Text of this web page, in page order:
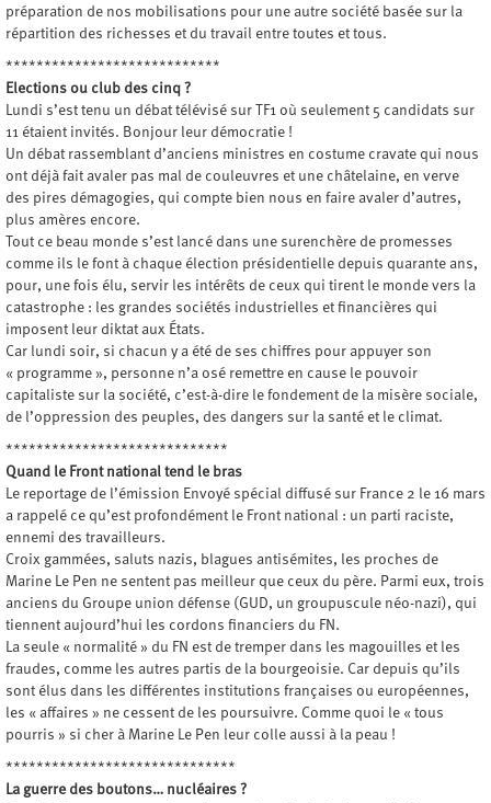
préparation de nos mobilisations pour une autre société basée sur la
répartition des richesses et du travail entre toutes et tous.
****************************
Elections ou club des cinq ?
Lundi s’est tenu un débat télévisé sur TF1 où seulement 5 candidats sur
11 étaient invités. Bonjour leur démocratie !
Un débat rassemblant d’anciens ministres en costume cravate qui nous
ont déjà fait avaler pas mal de couleuvres et une châtelaine, en verve
des pires démagogies, qui compte bien nous en faire avaler d’autres,
plus amères encore.
Tout ce beau monde s’est lancé dans une surenchère de promesses
comme ils le font à chaque élection présidentielle depuis quarante ans,
pour, une fois élu, servir les intérêts de ceux qui tirent le monde vers la
catastrophe : les grandes sociétés industrielles et financières qui
imposent leur diktat aux États.
Car lundi soir, si chacun y a été de ses chiffres pour appuyer son
« programme », personne n’a osé remettre en cause le pouvoir
capitaliste sur la société, c’est-à-dire le fondement de la misère sociale,
de l’oppression des peuples, des dangers sur la santé et le climat.
*****************************
Quand le Front national tend le bras
Le reportage de l’émission Envoyé spécial diffusé sur France 2 le 16 mars
a rappelé ce qu’est profondément le Front national : un parti raciste,
ennemi des travailleurs.
Croix gammées, saluts nazis, blagues antisémites, les proches de
Marine Le Pen ne sentent pas meilleur que ceux du père. Parmi eux, trois
anciens du Groupe union défense (GUD, un groupuscule néo-nazi), qui
tiennent aujourd’hui les cordons financiers du FN.
La seule « normalité » du FN est de tremper dans les magouilles et les
fraudes, comme les autres partis de la bourgeoisie. Car depuis qu’ils
sont élus dans les différentes institutions françaises ou européennes,
les « affaires » ne cessent de les poursuivre. Comme quoi le « tous
pourris » si cher à Marine Le Pen leur colle aussi à la peau !
******************************
La guerre des boutons… nucléaires ?